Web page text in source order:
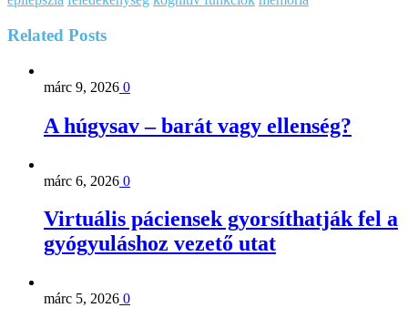
Related Posts
márc 9, 2026 0
A húgysav – barát vagy ellenség?
márc 6, 2026 0
Virtuális páciensek gyorsíthatják fel a
gyógyuláshoz vezető utat
márc 5, 2026 0